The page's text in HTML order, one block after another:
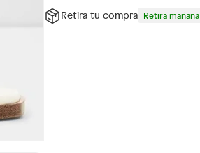
Retira tu compra Retira mañana